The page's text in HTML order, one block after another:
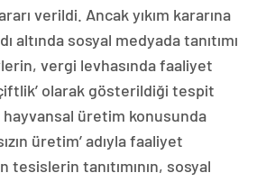
verildi. Ancak yıkım kararına
altında sosyal medyada tanıtımı
vergi levhasında faaliyet
olarak gösterildiği tespit
hayvansal üretim konusunda
üretim’ adıyla faaliyet
tanıtımının, sosyal